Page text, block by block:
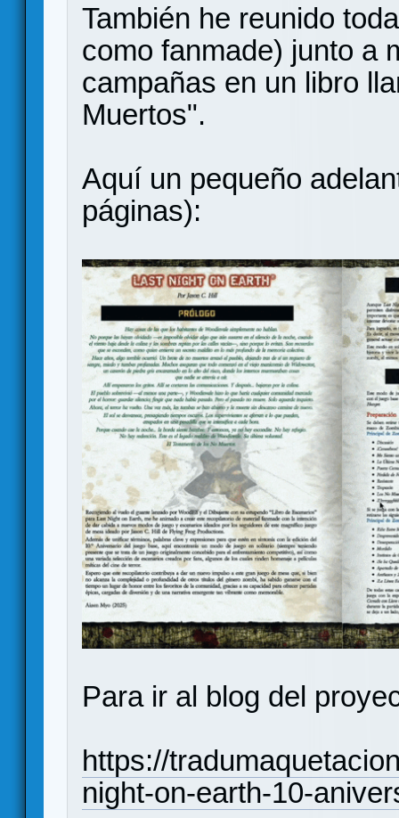
También he reunido
como fanmade) junto a
campañas en un libro
Muertos".
Aquí un pequeño
páginas):
Para ir al blog del
https://
night-on-earth-10-